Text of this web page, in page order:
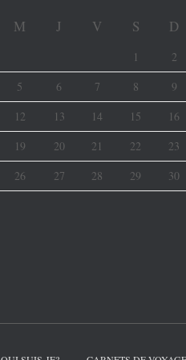
M J V S D
1
2
5 6 7 8
9
12 13 14 15
16
19 20 21 22
23
26 27 28 29
30